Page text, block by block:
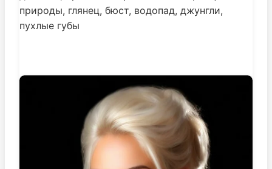
природы, глянец, бюст, водопад, джунгли,
пухлые губы